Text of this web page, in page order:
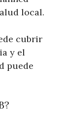
local.
cubrir
y el
puede